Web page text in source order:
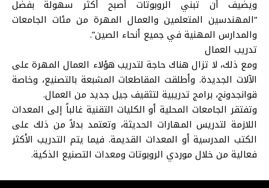
ويضيف أن تبني الروبوتات أصبح أكثر سهولة بفضل
“المهندسين المتعلمين والعمال المهرة من مئات الجامعات
والمدارس المهنية في جميع أنحاء الصين”.
تدريب العمال
ومع ذلك، لا تزال هناك حاجة لتدريب هؤلاء العمال المهرة على
الآلات الجديدة. وأطلقت المقاطعات المشبعة بالتصنيع، وخاصة
قوانجدونج، برامج تدريبية لتثقيف جيل جديد من العمال.
وتفتقر الجامعات المحلية أو الكليات التقنية غالباً إلى المعدات
اللازمة لتدريس المهارات الحديثة، وتعتمد بدلاً من ذلك على
الكتب المدرسية أو المعدات القديمة. فيما يتم التدريب الأكثر
فعالية من خلال موردي الروبوتات ومعدات التصنيع الذكية.